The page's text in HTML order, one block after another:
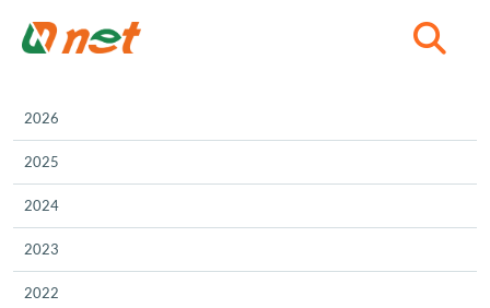
2026
2025
2024
2023
2022